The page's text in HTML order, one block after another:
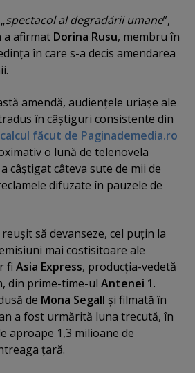
spectacol al degradării umane”,
a afirmat Dorina Rusu, membru în
în care s-a decis amendarea
amendă, audienţele uriaşe ale
în câştiguri consistente din
făcut de Paginademedia.ro
o lună de telenovela
câştigat câteva sute de mii de
difuzate în pauzele de
reuşit să devanseze, cel puţin la
mai costisitoare ale
fi Asia Express, producţia-vedetă
din prime-time-ul Antenei 1.
de Mona Segall şi filmată în
a fost urmărită luna trecută, în
aproape 1,3 milioane de
ţară.